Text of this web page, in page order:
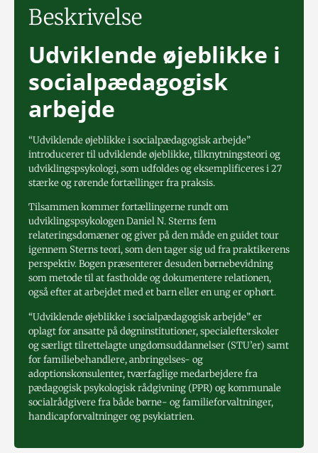
Beskrivelse
Udviklende øjeblikke i
socialpædagogisk
arbejde
“Udviklende øjeblikke i socialpædagogisk arbejde”
introducerer til udviklende øjeblikke, tilknytningsteori og
udviklingspsykologi, som udfoldes og eksemplificeres i 27
stærke og rørende fortællinger fra praksis.
Tilsammen kommer fortællingerne rundt om
udviklingspsykologen Daniel N. Sterns fem
relateringsdomæner og giver på den måde en guidet tour
igennem Sterns teori, som den tager sig ud fra praktikerens
perspektiv. Bogen præsenterer desuden børnebevidning
som metode til at fastholde og dokumentere relationen,
også efter at arbejdet med et barn eller en ung er ophørt.
“Udviklende øjeblikke i socialpædagogisk arbejde”er
oplagt for ansatte på døgninstitutioner, specialefterskoler
og særligt tilrettelagte ungdomsuddannelser (STU’er) samt
for familiebehandlere, anbringelses- og
adoptionskonsulenter, tværfaglige medarbejdere fra
pædagogisk psykologisk rådgivning (PPR) og kommunale
socialrådgivere fra både børne- og familieforvaltninger,
handicapforvaltninger og psykiatrien.